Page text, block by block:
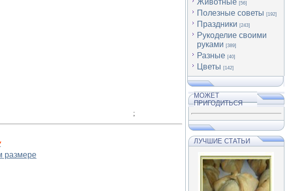
;
размере
Животные [56]
Полезные советы [192]
Праздники [243]
Рукоделие своими
руками [389]
Разные [40]
Цветы [142]
МОЖЕТ
ПРИГОДИТЬСЯ
ЛУЧШИЕ СТАТЬИ